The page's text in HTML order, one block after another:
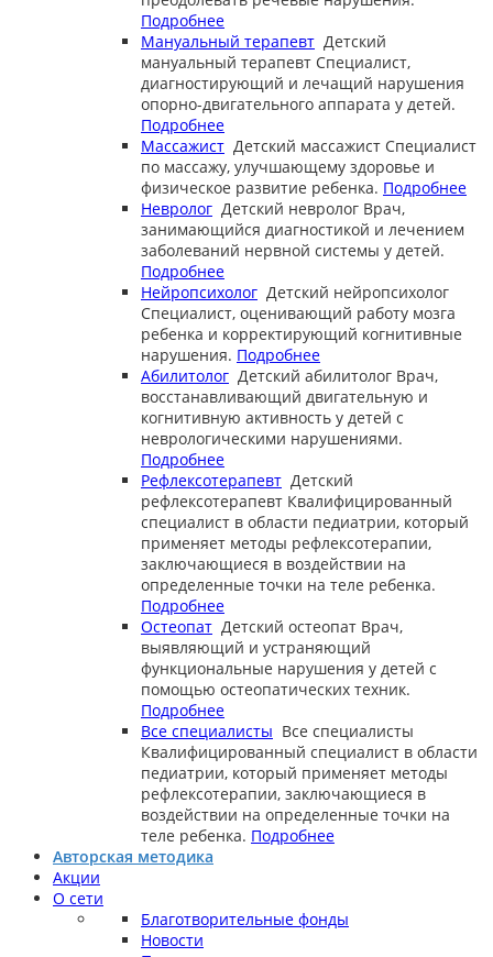
Подробнее
Мануальный терапевт Детский
мануальный терапевт Специалист,
диагностирующий и лечащий нарушения
опорно-двигательного аппарата у детей.
Подробнее
Массажист Детский массажист Специалист
по массажу, улучшающему здоровье и
физическое развитие ребенка. Подробнее
Невролог Детский невролог Врач,
занимающийся диагностикой и лечением
заболеваний нервной системы у детей.
Подробнее
Нейропсихолог Детский нейропсихолог
Специалист, оценивающий работу мозга
ребенка и корректирующий когнитивные
нарушения. Подробнее
Абилитолог Детский абилитолог Врач,
восстанавливающий двигательную и
когнитивную активность у детей с
неврологическими нарушениями.
Подробнее
Рефлексотерапевт Детский
рефлексотерапевт Квалифицированный
специалист в области педиатрии, который
применяет методы рефлексотерапии,
заключающиеся в воздействии на
определенные точки на теле ребенка.
Подробнее
Остеопат Детский остеопат Врач,
выявляющий и устраняющий
функциональные нарушения у детей с
помощью остеопатических техник.
Подробнее
Все специалисты Все специалисты
Квалифицированный специалист в области
педиатрии, который применяет методы
рефлексотерапии, заключающиеся в
воздействии на определенные точки на
теле ребенка. Подробнее
Авторская методика
Акции
О сети
Благотворительные фонды
Новости